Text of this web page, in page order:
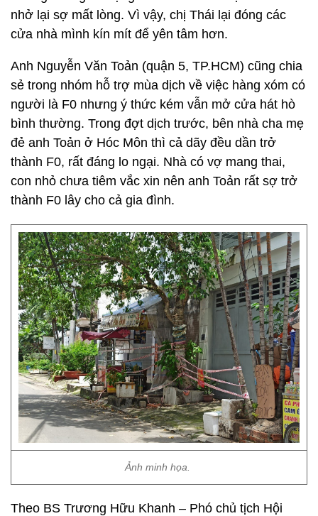
nhở lại sợ mất lòng. Vì vậy, chị Thái lại đóng các
cửa nhà mình kín mít để yên tâm hơn.
Anh Nguyễn Văn Toản (quận 5, TP.HCM) cũng chia
sẻ trong nhóm hỗ trợ mùa dịch về việc hàng xóm có
người là F0 nhưng ý thức kém vẫn mở cửa hát hò
bình thường. Trong đợt dịch trước, bên nhà cha mẹ
đẻ anh Toản ở Hóc Môn thì cả dãy đều dần trở
thành F0, rất đáng lo ngại. Nhà có vợ mang thai,
con nhỏ chưa tiêm vắc xin nên anh Toản rất sợ trở
thành F0 lây cho cả gia đình.
Ảnh minh họa.
Theo BS Trương Hữu Khanh – Phó chủ tịch Hội